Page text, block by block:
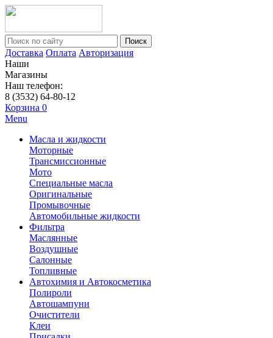
Поиск
Доставка Оплата Авторизация
Наши
Магазины
Наш телефон:
8 (3532) 64-80-12
Корзина 0
Menu
Масла и жидкости
Моторные
Трансмиссионные
Мото
Специальные масла
Оригинальные
Промывочные
Автомобильные жидкости
Фильтра
Маслянные
Воздушные
Салонные
Топливные
Автохимия и Автокосметика
Полироли
Автошампуни
Очистители
Клеи